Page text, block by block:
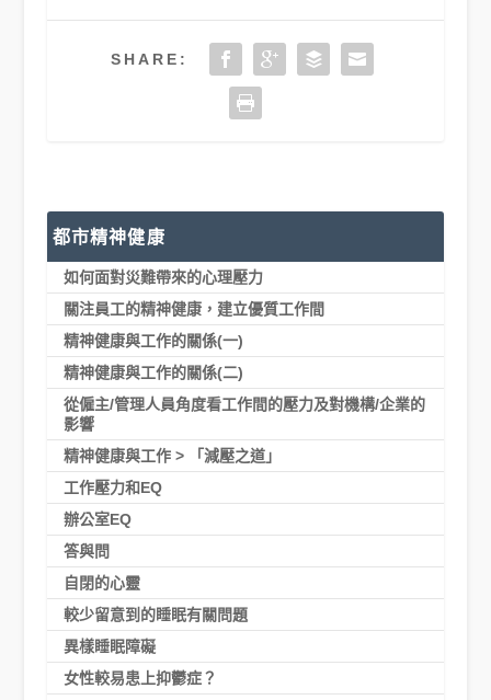
SHARE:
都市精神健康
如何面對災難帶來的心理壓力
關注員工的精神健康，建立優質工作間
精神健康與工作的關係(一)
精神健康與工作的關係(二)
從僱主/管理人員角度看工作間的壓力及對機構/企業的
影響
精神健康與工作 > 「減壓之道」
工作壓力和EQ
辦公室EQ
答與問
自閉的心靈
較少留意到的睡眠有關問題
異樣睡眠障礙
女性較易患上抑鬱症？